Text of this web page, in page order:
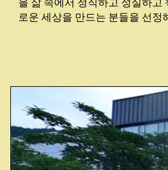
을 삶 속에서 정직하고 성실하
로운 세상을 만드는 분들을 선